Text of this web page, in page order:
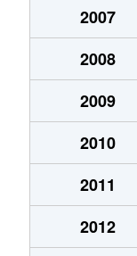
川副町大字西
川副町大字西
川副町大字福
北川副町
北川副町
2007
2008
2009
2010
2011
2012